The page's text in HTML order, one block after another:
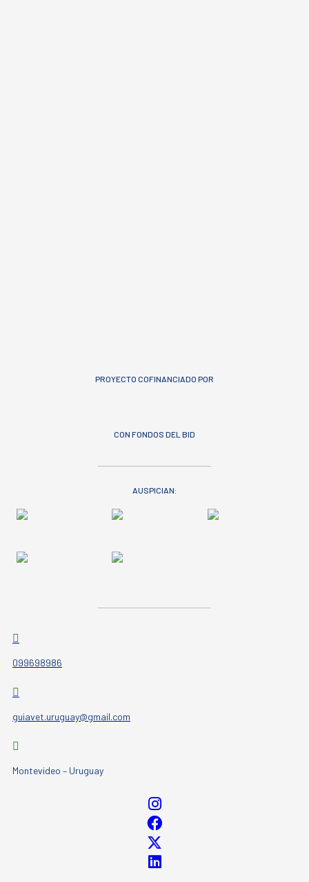
PROYECTO COFINANCIADO POR
CON FONDOS DEL BID
AUSPICIAN:
099698986
guiavet.uruguay@gmail.com
Montevideo – Uruguay